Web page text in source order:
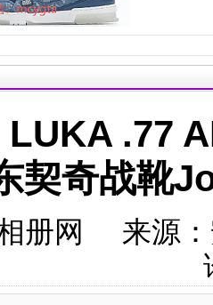
.77
契奇战靴
相册网 来源